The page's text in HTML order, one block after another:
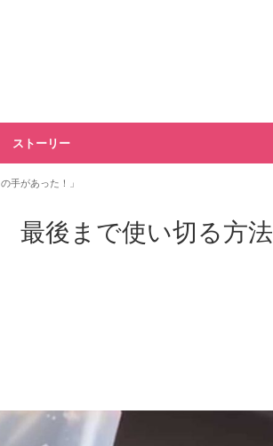
ストーリー
手があった！」
後まで使い切る方法